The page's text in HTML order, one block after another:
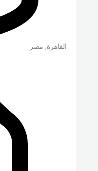
القاهرة, مصر